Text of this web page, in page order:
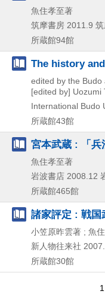
魚住孝至著
筑摩書房 2011.9
所蔵館94館
The history
edited by the Budo
[edited by] Uozumi
International Budo
所蔵館43館
宮本武蔵 : 「兵
魚住孝至著
岩波書店 2008.12
所蔵館465館
諸家評定 : 戦国
小笠原昨雲著 ; 魚
新人物往来社
所蔵館30館